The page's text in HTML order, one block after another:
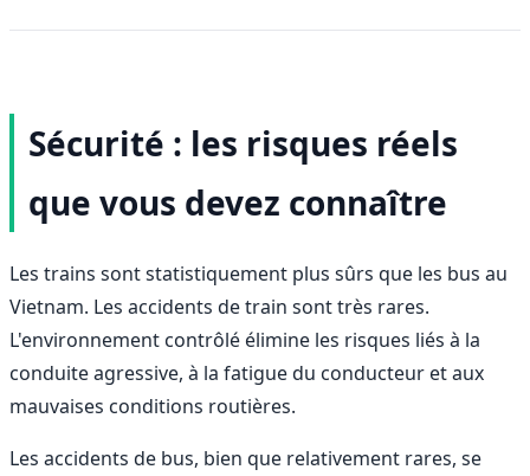
Sécurité : les risques réels
que vous devez connaître
Les trains sont statistiquement plus sûrs que les bus au
Vietnam. Les accidents de train sont très rares.
L'environnement contrôlé élimine les risques liés à la
conduite agressive, à la fatigue du conducteur et aux
mauvaises conditions routières.
Les accidents de bus, bien que relativement rares, se